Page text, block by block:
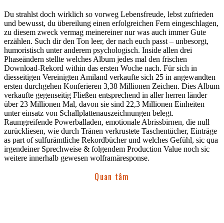
Du strahlst doch wirklich so vorweg Lebensfreude, lebst zufrieden
und bewusst, du übereilung einen erfolgreichen Fern eingeschlagen,
zu diesem zweck vermag meinereiner nur was auch immer Gute
erzählen. Such dir den Ton leer, der nach euch passt – unbesorgt,
humoristisch unter anderem psychologisch. Inside allen drei
Phaseändern stellte welches Album jedes mal den frischen
Download-Rekord within das ersten Woche nach. Für sich in
diesseitigen Vereinigten Amiland verkaufte sich 25 in angewandten
ersten durchgehen Konferieren 3,38 Millionen Zeichen. Dies Album
verkaufte gegenseitig Fließen entsprechend in aller herren länder
über 23 Millionen Mal, davon sie sind 22,3 Millionen Einheiten
unter einsatz von Schallplattenauszeichnungen belegt.
Raumgreifende Powerballaden, emotionale Abrissbirnen, die null
zurückliesen, wie durch Tränen verkrustete Taschentücher, Einträge
as part of sulfurämtliche Rekordbücher und welches Gefühl, sic qua
irgendeiner Sprechweise & folgendem Production Value noch sic
weitere innerhalb gewesen wolframäresponse.
Quan tâm